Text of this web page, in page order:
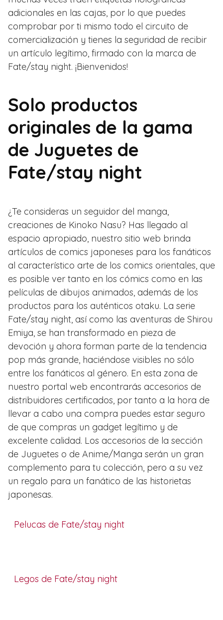
adicionales en las cajas, por lo que puedes
comprobar por ti mismo todo el circuito de
comercialización y tienes la seguridad de recibir
un artículo legítimo, firmado con la marca de
Fate/stay night. ¡Bienvenidos!
Solo productos
originales de la gama
de Juguetes de
Fate/stay night
¿Te consideras un seguidor del manga,
creaciones de Kinoko Nasu? Has llegado al
espacio apropiado, nuestro sitio web brinda
artículos de comics japoneses para los fanáticos
al característico arte de los comics orientales, que
es posible ver tanto en los cómics como en las
películas de dibujos animados, además de los
productos para los auténticos otaku. La serie
Fate/stay night, así como las aventuras de Shirou
Emiya, se han transformado en pieza de
devoción y ahora forman parte de la tendencia
pop más grande, haciéndose visibles no sólo
entre los fanáticos al género. En esta zona de
nuestro portal web encontrarás accesorios de
distribuidores certificados, por tanto a la hora de
llevar a cabo una compra puedes estar seguro
de que compras un gadget legítimo y de
excelente calidad. Los accesorios de la sección
de Juguetes o de Anime/Manga serán un gran
complemento para tu colección, pero a su vez
un regalo para un fanático de las historietas
japonesas.
Pelucas de Fate/stay night
Legos de Fate/stay night